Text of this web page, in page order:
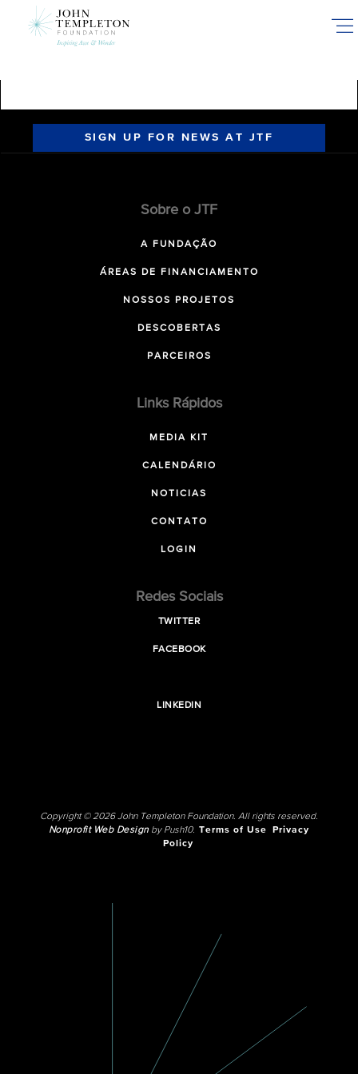
SIGN UP FOR NEWS AT JTF
Sobre o JTF
A FUNDAÇÃO
ÁREAS DE FINANCIAMENTO
NOSSOS PROJETOS
DESCOBERTAS
PARCEIROS
Links Rápidos
MEDIA KIT
CALENDÁRIO
NOTICIAS
CONTATO
LOGIN
Redes Sociais
TWITTER
FACEBOOK
LINKEDIN
Copyright © 2026 John Templeton Foundation. All rights reserved.
Nonprofit Web Designby Push10. Terms of Use
Privacy
Policy